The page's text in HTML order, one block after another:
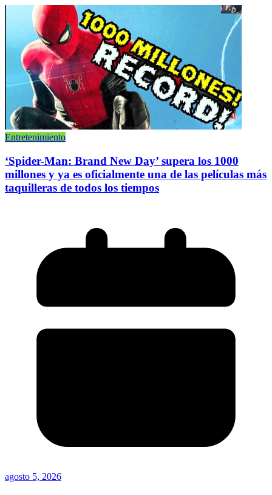
Entretenimiento
‘Spider-Man: Brand New Day’ supera los 1000
millones y ya es oficialmente una de las películas más
taquilleras de todos los tiempos
agosto 5, 2026